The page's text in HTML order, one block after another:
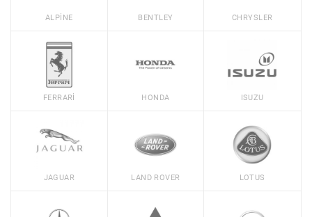
ALPINE BENTLEY CHRYSLER
FERRARI HONDA ISUZU
JAGUAR LAND ROVER LOTUS